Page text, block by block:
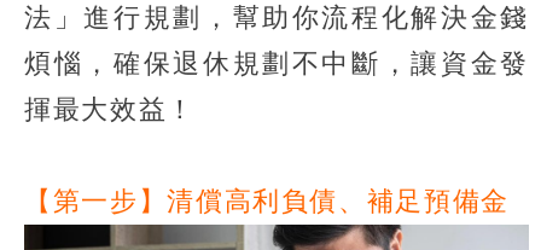
法」進行規劃，幫助你流程化解決金錢
煩惱，確保退休規劃不中斷，讓資金發
揮最大效益！
【第一步】清償高利負債、補足預備金